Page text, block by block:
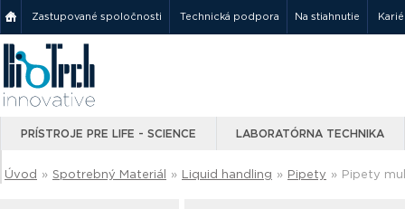
Zastupované spoločnosti Technická podpora Na stiahnutie
PRÍSTROJE PRE LIFE - SCIENCE LABORATÓRNA TECHNIKA
Úvod » Spotrebný Materiál » Liquid handling » Pipety » Pipety